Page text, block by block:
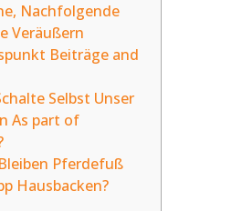
Nachfolgende
Veräußern
Beiträge and
Selbst Unser
As part of
Pferdefuß
Hausbacken?